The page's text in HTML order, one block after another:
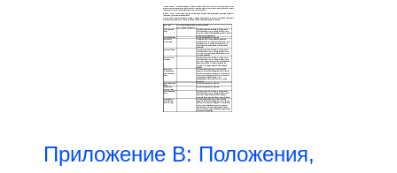
Приложение B: Положения,